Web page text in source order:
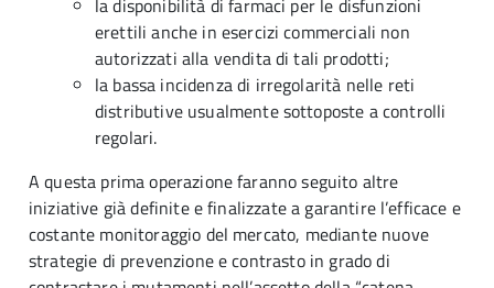
la disponibilità di farmaci per le disfunzioni
erettili anche in esercizi commerciali non
autorizzati alla vendita di tali prodotti;
la bassa incidenza di irregolarità nelle reti
distributive usualmente sottoposte a controlli
regolari.
A questa prima operazione faranno seguito altre
iniziative già definite e finalizzate a garantire l’efficace e
costante monitoraggio del mercato, mediante nuove
strategie di prevenzione e contrasto in grado di